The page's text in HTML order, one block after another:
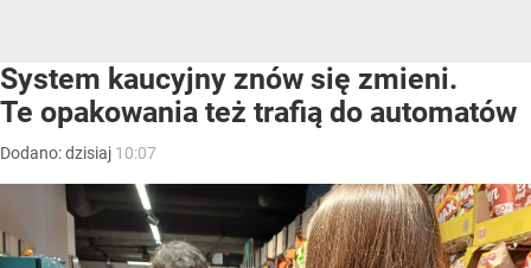
System kaucyjny znów się zmieni.
Te opakowania też trafią do automatów
Dodano:dzisiaj 10:07